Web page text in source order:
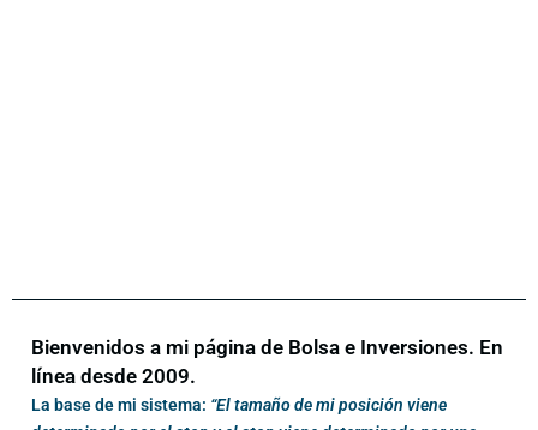
Bienvenidos a mi página de Bolsa e Inversiones. En
línea desde 2009.
La base de mi sistema: “El tamaño de mi posición viene